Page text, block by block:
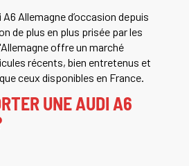
A6 Allemagne d’occasion depuis
de plus en plus prisée par les
offre un marché
récents, bien entretenus et
ceux disponibles en France.
UNE AUDI A6